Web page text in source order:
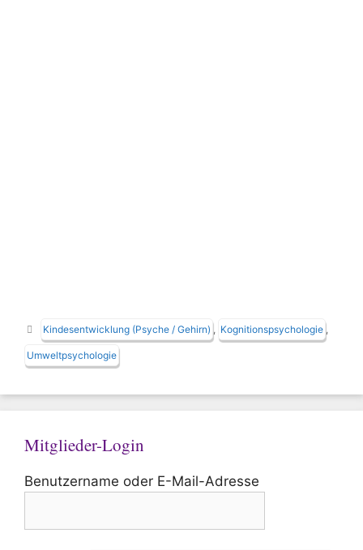
Schlagwörter
Kindesentwicklung (Psyche / Gehirn) Kognitionspsychologie
Umweltpsychologie
Mitglieder-Login
Benutzername oder E-Mail-Adresse